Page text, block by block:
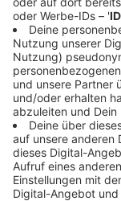
Alle zwei
darüber, wie
Sammelbrief.
→teddy.click/
Wie sichtbar
Der Potenzial-
hast du einen
Bereichen —
ankommt. Kein